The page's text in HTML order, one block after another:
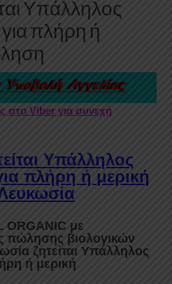
Υπάλληλος
πλήρη ή
στο Viber για συνεχή
Υπάλληλος
πλήρη ή μερική
ORGANIC με
πώλησης βιολογικών
ζητείταιΥπάλληλος
ή μερική